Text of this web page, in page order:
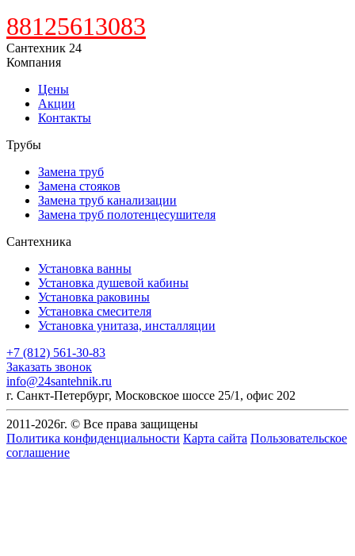
88125613083
Сантехник 24
Компания
Цены
Акции
Контакты
Трубы
Замена труб
Замена стояков
Замена труб канализации
Замена труб полотенцесушителя
Сантехника
Установка ванны
Установка душевой кабины
Установка раковины
Установка смесителя
Установка унитаза, инсталляции
+7 (812) 561-30-83
Заказать звонок
info@24santehnik.ru
г. Санкт-Петербург, Московское шоссе 25/1, офис 202
2011-2026г. © Все права защищены
Политика конфиденциальности Карта сайта Пользовательское
соглашение